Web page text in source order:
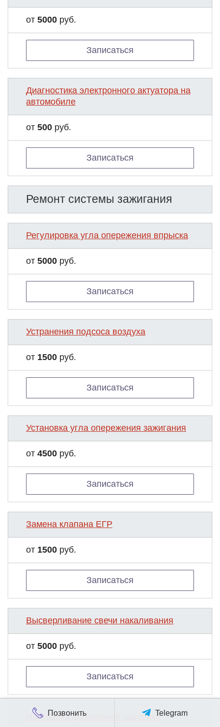
от 5000 руб.
Записаться
Диагностика электронного актуатора на
автомобиле
от 500 руб.
Записаться
Ремонт системы зажигания
Регулировка угла опережения впрыска
от 5000 руб.
Записаться
Устранения подсоса воздуха
от 1500 руб.
Записаться
Установка угла опережения зажигания
от 4500 руб.
Записаться
Замена клапана ЕГР
от 1500 руб.
Записаться
Высверливание свечи накаливания
от 5000 руб.
Записаться
Настройка дросельной заслонки
Позвонить Telegram